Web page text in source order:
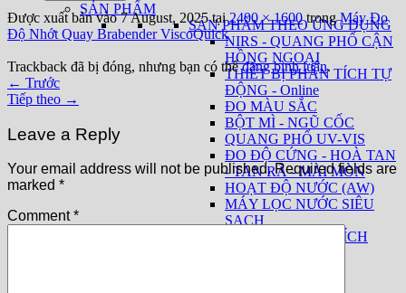
SẢN PHẨM
SẢN PHẨM THEO ỨNG DỤNG
NIRS - QUANG PHỔ CẬN
HỒNG NGOẠI
THIẾT BỊ PHÂN TÍCH TỰ
ĐỘNG - Online
ĐO MÀU SẮC
BỘT MÌ - NGŨ CỐC
QUANG PHỔ UV-VIS
ĐO ĐỘ CỨNG - HOÀ TAN
- TAN RÃ - MÀI MÒN
HOẠT ĐỘ NƯỚC (AW)
MÁY LỌC NƯỚC SIÊU
SẠCH
THIẾT BỊ PHÂN TÍCH
Được xuất bản vào7 August, 2025tại2400 × 1600trongMáy Đo
Độ Nhớt Quay Brabender ViscoQuick
Trackback đã bị đóng, nhưng bạn có thểđăng bình luận.
← Trước
Tiếp theo →
Leave a Reply
Your email address will not be published. Required fields are
marked *
Comment*